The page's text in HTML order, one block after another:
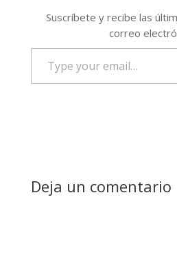
Suscríbete y recibe las
correo
email…
Deja un comentario